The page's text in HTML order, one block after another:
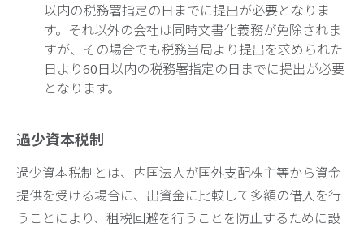
以内の税務署指定の日までに提出が必要となりま
す。それ以外の会社は同時文書化義務が免除されま
すが、その場合でも税務当局より提出を求められた
日より60日以内の税務署指定の日までに提出が必要
となります。
過少資本税制
過少資本税制とは、内国法人が国外支配株主等から資金
提供を受ける場合に、出資金に比較して多額の借入を行
うことにより、租税回避を行うことを防止するために設